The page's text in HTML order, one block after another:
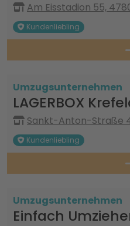
Am Eisstadion 55,
Kundenliebling
Umzugsunternehmen
LAGERBOX
Sankt-Anton-Straße
Kundenliebling
Umzugsunternehmen
Einfach